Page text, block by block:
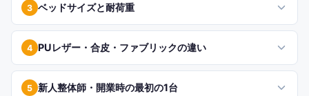
3 ベッドサイズと耐荷重
4 PUレザー・合皮・ファブリックの違い
5 新人整体師・開業時の最初の1台